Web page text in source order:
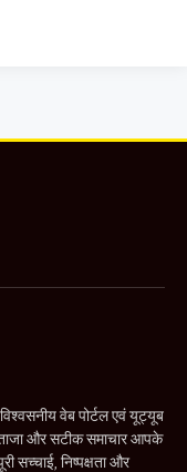
वेब पोर्टल एवं यूट्यूब
और सटीक समाचार आपके
सच्चाई, निष्पक्षता और